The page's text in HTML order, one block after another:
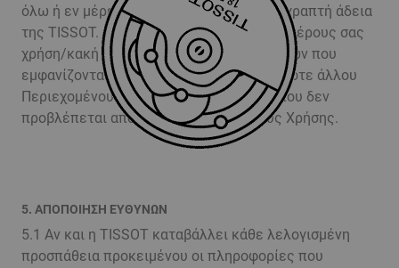
όλω ή εν μέρει, χωρίς την προηγούμενη γραπτή άδεια
της TISSOT. Απαγορεύεται αυστηρά η εκ μέρους σας
χρήση/κακή χρήση των Εμπορικών Σημάτων που
εμφανίζονται στον Ιστότοπο ή οποιουδήποτε άλλου
Περιεχομένου του Ιστότοπου με τρόπο που δεν
προβλέπεται από τους παρόντες Όρους Χρήσης.
5. ΑΠΟΠΟΙΗΣΗ ΕΥΘΥΝΩΝ
5.1 Αν και η TISSOT καταβάλλει κάθε λελογισμένη
προσπάθεια προκειμένου οι πληροφορίες που